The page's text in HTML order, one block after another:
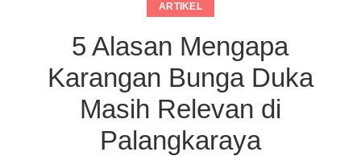
ARTIKEL
5 Alasan Mengapa
Karangan Bunga Duka
Masih Relevan di
Palangkaraya